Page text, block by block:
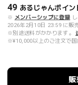
49 あるじゃんポイン
※ メンバーシップに登録
2026年2月10日 23:59 に販
※別途送料がかかります。
※¥10,000以上のご注文で国
販